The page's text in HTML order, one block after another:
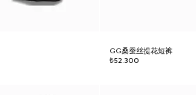
GG桑蚕丝提花短裤
₺52.300